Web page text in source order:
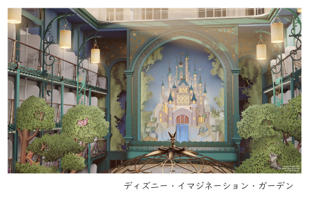
ディズニー・イマジネーション・ガーデン